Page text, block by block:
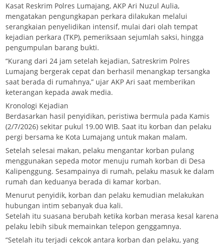
Kasat Reskrim Polres Lumajang, AKP Ari Nuzul Aulia,
mengatakan pengungkapan perkara dilakukan melalui
serangkaian penyelidikan intensif, mulai dari olah tempat
kejadian perkara (TKP), pemeriksaan sejumlah saksi, hingga
pengumpulan barang bukti.
“Kurang dari 24 jam setelah kejadian, Satreskrim Polres
Lumajang bergerak cepat dan berhasil menangkap tersangka
saat berada di rumahnya,” ujar AKP Ari saat memberikan
keterangan kepada awak media.
Kronologi Kejadian
Berdasarkan hasil penyidikan, peristiwa bermula pada Kamis
(2/7/2026) sekitar pukul 19.00 WIB. Saat itu korban dan pelaku
pergi bersama ke Kota Lumajang untuk makan malam.
Setelah selesai makan, pelaku mengantar korban pulang
menggunakan sepeda motor menuju rumah korban di Desa
Kalipenggung. Sesampainya di rumah, pelaku masuk ke dalam
rumah dan keduanya berada di kamar korban.
Menurut penyidik, korban dan pelaku kemudian melakukan
hubungan intim sebanyak dua kali.
Setelah itu suasana berubah ketika korban merasa kesal karena
pelaku lebih sibuk memainkan telepon genggamnya.
“Setelah itu terjadi cekcok antara korban dan pelaku, yang